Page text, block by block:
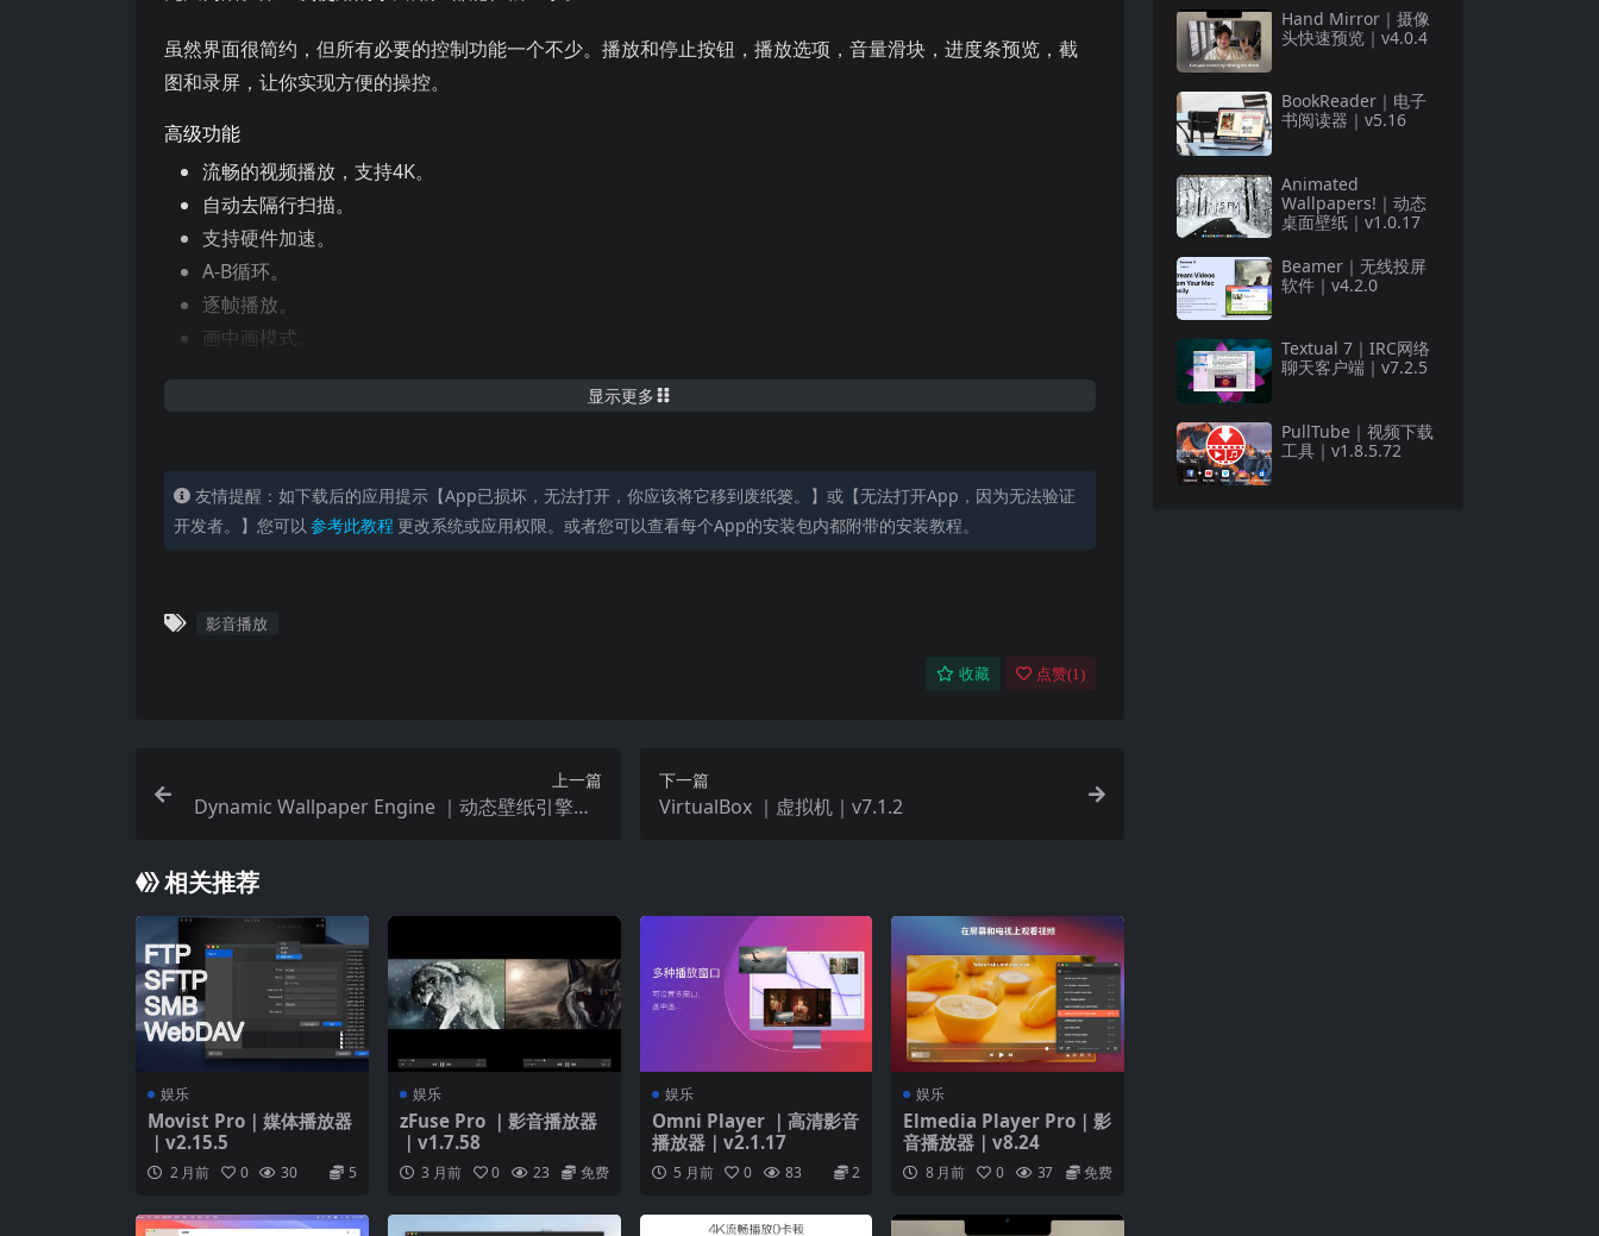
虽然界面很简约，但所有必要的控制功能一个不少。播放和停止按钮，播放选项，音量滑块，进度条预览，截
图和录屏，让你实现方便的操控。
高级功能
流畅的视频播放，支持4K。
自动去隔行扫描。
支持硬件加速。
A-B循环。
逐帧播放。
画中画模式。
播放列表中包含上层文件夹名称。
支持多个窗口，可以同时播放多个视频。
mkv, rmvb, rm, avi, mov, wmv, flv, f4v, f4p, f4a, f4b, swf, mpg, mpeg, mpeg1, mpeg2, m1v, m2v,
音频:flac, ape, m2a, mp1, mp2, mpa, mp3, mpg3, m4a, m4b, wma, wav, wv, xm, aiff, aif, ac3, a52, aac,
字幕:ass, ssa, srt, idx&sub
Fig Player for Mac 内购功能(已破解)：
智能OCR文字识别
– 各种语言，一键识别，自由复制
全能投屏
– 各种格式，多种设备，随心投屏
视频片段录制
显示更多
友情提醒：如下载后的应用提示【App已损坏，无法打开，你应该将它移到废纸篓。】或【无法打开App，因为无法验证
开发者。】您可以 参考此教程 更改系统或应用权限。或者您可以查看每个App的安装包内都附带的安装教程。
影音播放
收藏 点赞(1)
上一篇
Dynamic Wallpaper Engine ｜动态壁纸引擎｜v
下一篇
VirtualBox ｜虚拟机｜v7.1.2
相关推荐
娱乐
Movist Pro｜媒体播放器
｜v2.15.5
2 月前 0 30 5
娱乐
zFuse Pro ｜影音播放器
｜v1.7.58
3 月前 0 23 免费
娱乐
Omni Player ｜高清影音
播放器｜v2.1.17
5 月前 0 83 2
娱乐
Elmedia Player Pro｜影
音播放器｜v8.24
8 月前 0 37 免费
Hand Mirror｜摄像
头快速预览｜v4.0.4
BookReader｜电子
书阅读器｜v5.16
Animated
Wallpapers!｜动态
桌面壁纸｜v1.0.17
Beamer｜无线投屏
软件｜v4.2.0
Textual 7｜IRC网络
聊天客户端｜v7.2.5
PullTube｜视频下载
工具｜v1.8.5.72